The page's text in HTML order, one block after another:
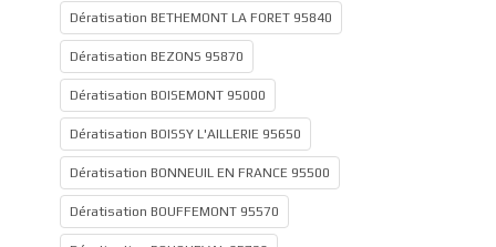
Dératisation BETHEMONT LA FORET 95840
Dératisation BEZONS 95870
Dératisation BOISEMONT 95000
Dératisation BOISSY L'AILLERIE 95650
Dératisation BONNEUIL EN FRANCE 95500
Dératisation BOUFFEMONT 95570